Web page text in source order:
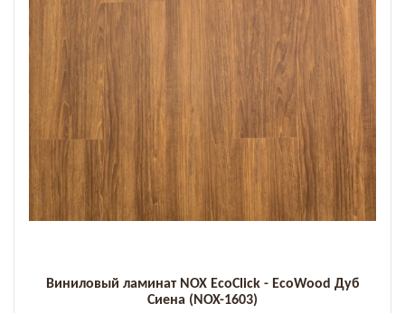
Виниловый ламинат NOX EcoClick - EcoWood Дуб
Сиена (NOX-1603)